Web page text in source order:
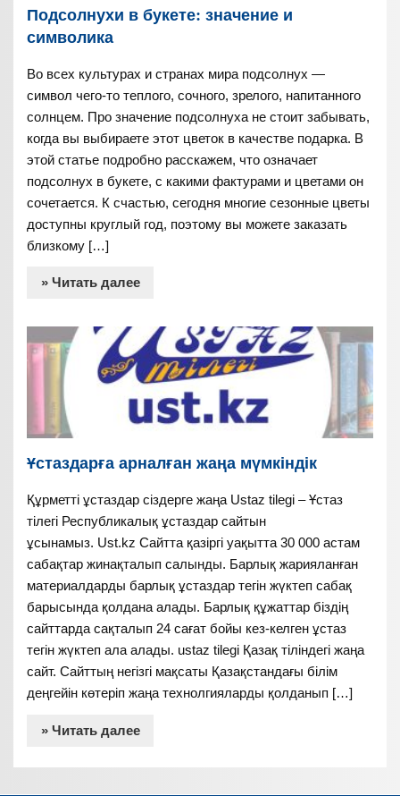
Подсолнухи в букете: значение и
символика
Во всех культурах и странах мира подсолнух —
символ чего-то теплого, сочного, зрелого, напитанного
солнцем. Про значение подсолнуха не стоит забывать,
когда вы выбираете этот цветок в качестве подарка. В
этой статье подробно расскажем, что означает
подсолнух в букете, с какими фактурами и цветами он
сочетается. К счастью, сегодня многие сезонные цветы
доступны круглый год, поэтому вы можете заказать
близкому […]
» Читать далее
Ұстаздарға арналған жаңа мүмкіндік
Құрметті ұстаздар сіздерге жаңа Ustaz tilegi – Ұстаз
тілегі Республикалық ұстаздар сайтын
ұсынамыз. Ust.kz Сайтта қазіргі уақытта 30 000 астам
сабақтар жинақталып салынды. Барлық жарияланған
материалдарды барлық ұстаздар тегін жүктеп сабақ
барысында қолдана алады. Барлық құжаттар біздің
сайттарда сақталып 24 сағат бойы кез-келген ұстаз
тегін жүктеп ала алады. ustaz tilegi Қазақ тіліндегі жаңа
сайт. Сайттың негізгі мақсаты Қазақстандағы білім
деңгейін көтеріп жаңа технолгияларды қолданып […]
» Читать далее